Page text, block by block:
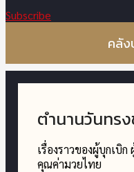
Subscribe
คลัง
ตำนานวันทร
เรื่องราวของผู้บุกเบิ
คุณค่ามวยไทย